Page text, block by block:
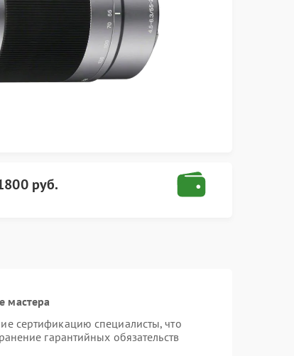
руб.
мастера
сертификацию специалисты, что
гарантийных обязательств